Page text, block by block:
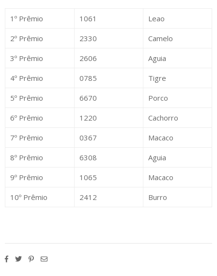
1º Prêmio 1061 Leao
2º Prêmio 2330 Camelo
3º Prêmio 2606 Aguia
4º Prêmio 0785 Tigre
5º Prêmio 6670 Porco
6º Prêmio 1220 Cachorro
7º Prêmio 0367 Macaco
8º Prêmio 6308 Aguia
9º Prêmio 1065 Macaco
10º Prêmio 2412 Burro